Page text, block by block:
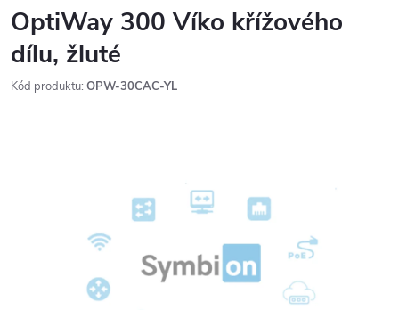
OptiWay 300 Víko křížového
dílu, žluté
Kód produktu: OPW-30CAC-YL